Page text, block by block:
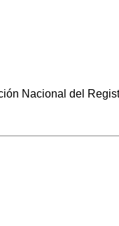
Nacional del